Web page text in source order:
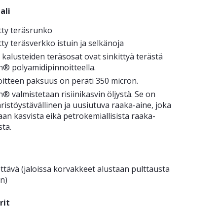
teräsrunko
teräsverkko istuin ja selkänoja
kalusteiden teräsosat ovat sinkittyä terästä
polyamidipinnoitteella.
paksuus on peräti 350 micron.
valmistetaan risiinikasvin öljystä. Se on
ja uusiutuva raaka-aine, joka
kasvista eikä petrokemiallisista raaka-
(jaloissa korvakkeet alustaan pulttausta